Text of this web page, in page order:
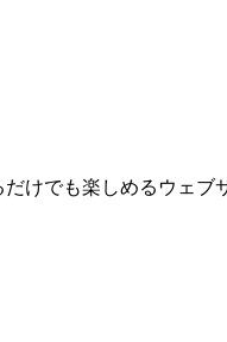
けでも楽しめるウェブ